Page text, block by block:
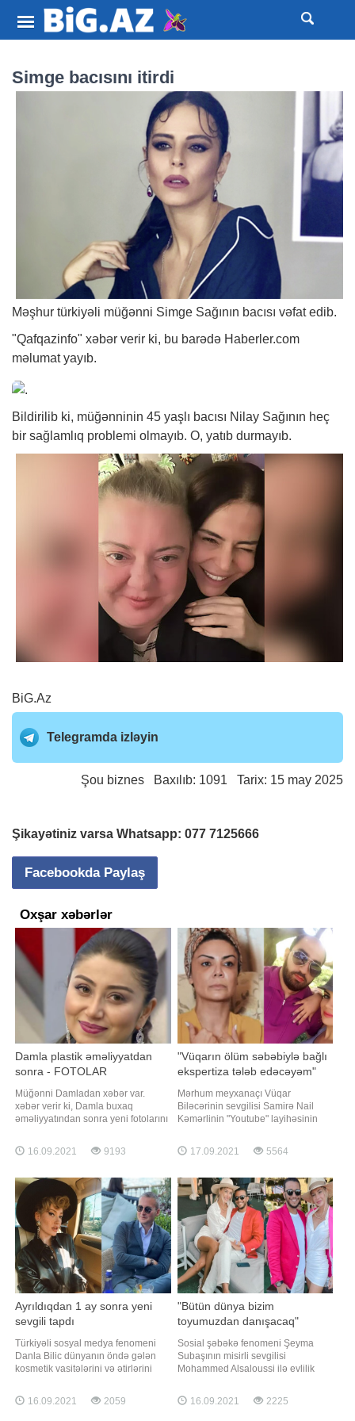
Simge bacısını itirdi
Məşhur türkiyəli müğənni Simge Sağının bacısı vəfat edib.
"Qafqazinfo" xəbər verir ki, bu barədə Haberler.com
məlumat yayıb.
Bildirilib ki, müğənninin 45 yaşlı bacısı Nilay Sağının heç
bir sağlamlıq problemi olmayıb. O, yatıb durmayıb.
BiG.Az
Telegramda izləyin
Şou biznes Baxılıb: 1091 Tarix: 15 may 2025
Şikayətiniz varsa Whatsapp: 077 7125666
Facebookda Paylaş
Oxşar xəbərlər
Damla plastik əməliyyatdan
sonra - FOTOLAR
Müğənni Damladan xəbər var.
xəbər verir ki, Damla buxaq
əməliyyatından sonra yeni fotolarını
izləyiciləri onun yeni görünüşünü
bəyənərək xoş rəylər yazıblar.
16.09.2021 9193
"Vüqarın ölüm səbəbiylə bağlı
ekspertiza tələb edəcəyəm"
Mərhum meyxanaçı Vüqar
Biləcərinin sevgilisi Samirə Nail
Kəmərlinin "Youtube" layihəsinin
xəbər verir ki, Samirə sənətçi ilə
bağlı bəzi məqamları açıb. O bildirib
anası üçün pis olub:. "Vüqarın
yanında "ana" söz
17.09.2021 5564
Ayrıldıqdan 1 ay sonra yeni
sevgili tapdı
Türkiyəli sosyal medya fenomeni
Danla Bilic dünyanın öndə gələn
kosmetik vasitələrini və ətirlərini
heyətinin üzvü Yusuf Enginlə eşq
yaşayır. Axşam.az türk mediasına
16.09.2021 2059
"Bütün dünya bizim
toyumuzdan danışacaq"
Sosial şəbəkə fenomeni Şeyma
Subaşının misirli sevgilisi
Mohammed Alsaloussi ilə evlilik
istinadən xəbər verir ki, Şeyma
hazırda hər hansı tarix müəyyən
16.09.2021 2225